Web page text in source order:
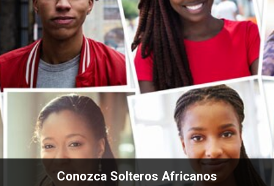
Conozca Solteros Africanos